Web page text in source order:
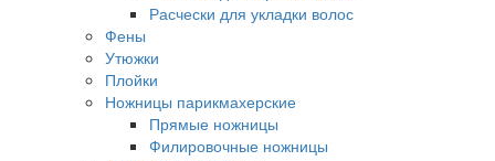
Расчески для укладки волос
Фены
Утюжки
Плойки
Ножницы парикмахерские
Прямые ножницы
Филировочные ножницы